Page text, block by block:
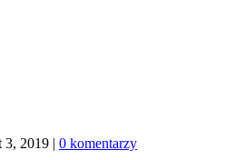
3, 2019 | 0 komentarzy